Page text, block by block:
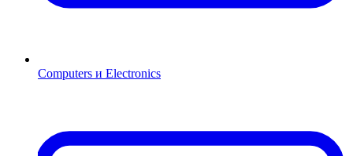
Computers и Electronics